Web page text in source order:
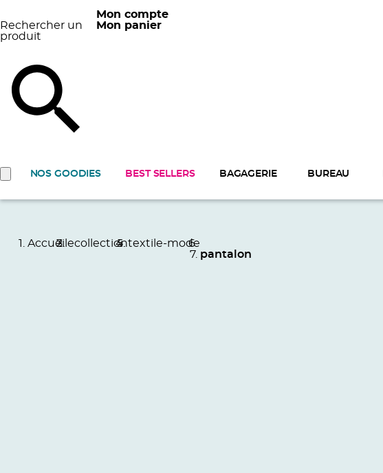
Rechercher un
produit
Mon compte
Mon panier
NOS GOODIES BEST SELLERS BAGAGERIE BUREAU
Accueil ecollectiontextile-mode
pantalon